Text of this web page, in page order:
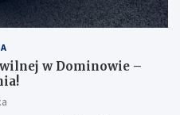
w Dominowie –